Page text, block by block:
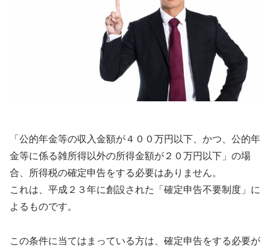
「公的年金等の収入金額が４００万円以下、かつ、公的年
金等に係る雑所得以外の所得金額が２０万円以下」の場
合、所得税の確定申告をする必要はありません。
これは、平成２３年に創設された「確定申告不要制度」に
よるものです。
この条件に当てはまっている方は、確定申告をする必要が